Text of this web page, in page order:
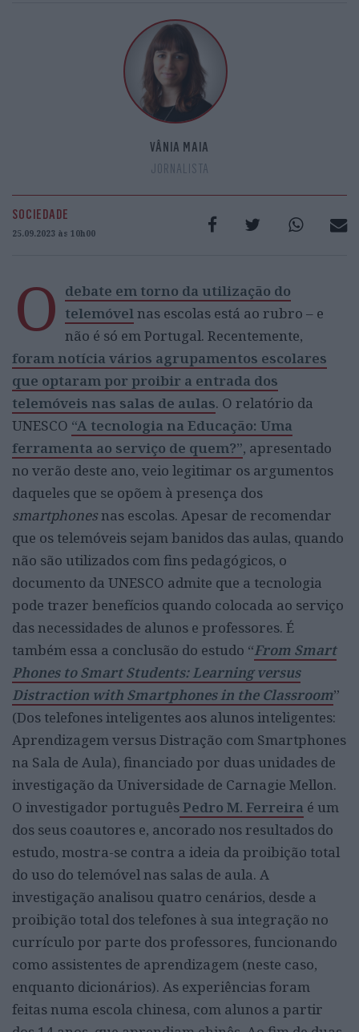
VÂNIA MAIA
JORNALISTA
SOCIEDADE
25.09.2023 às 10h00
O debate em torno da utilização do
telemóvelnas escolas está ao rubro – e
não é só em Portugal. Recentemente,
foram notícia vários agrupamentos escolares
que optaram por proibir a entrada dos
telemóveis nas salas de aulas. O relatório da
UNESCO “A tecnologia na Educação: Uma
ferramenta ao serviço de quem?”, apresentado
no verão deste ano, veio legitimar os argumentos
daqueles que se opõem à presença dos
smartphonesnas escolas. Apesar de recomendar
que os telemóveis sejam banidos das aulas, quando
não são utilizados com fins pedagógicos, o
documento da UNESCO admite que a tecnologia
pode trazer benefícios quando colocada ao serviço
das necessidades de alunos e professores. É
também essa a conclusão do estudo “From Smart
Phones to Smart Students: Learning versus
Distraction with Smartphones in the Classroom”
(Dos telefones inteligentes aos alunos inteligentes:
Aprendizagem versus Distração com Smartphones
na Sala de Aula), financiado por duas unidades de
investigação da Universidade de Carnagie Mellon.
O investigador portuguêsPedro M. Ferreira é um
dos seus coautores e, ancorado nos resultados do
estudo, mostra-se contra a ideia da proibição total
do uso do telemóvel nas salas de aula. A
investigação analisou quatro cenários, desde a
proibição total dos telefones à sua integração no
currículo por parte dos professores, funcionando
como assistentes de aprendizagem (neste caso,
enquanto dicionários). As experiências foram
feitas numa escola chinesa, com alunos a partir